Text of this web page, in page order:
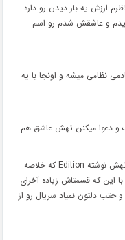
ارزش یه بار دیدن رو داره
و عاشقش شدم رو اسم
نظامی میشه و اونجا با یه
و دعوا میکنن تهش عاشق هم
(پ.ن : دو سری از این تو سایت هست که یکیش تهش نوشته Edition که خلاصه
این که قسمتاش زیاده آخرای
حتب دلتون نمیاد سریال رو از